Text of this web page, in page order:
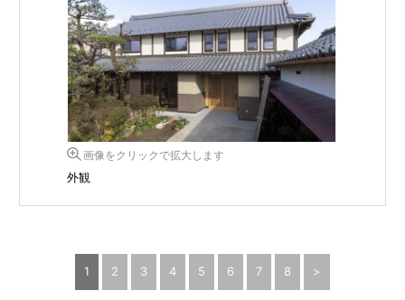
画像をクリックで拡大します
外観
1 2 3 4 5 6 7 8 >